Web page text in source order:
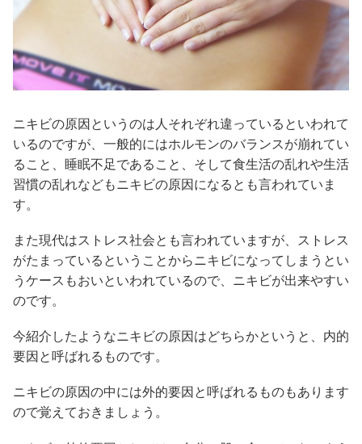
ニキビの原因というのは人それぞれ違っているといわれて
いるのですが、一般的にはホルモンのバランスが崩れてい
ること、睡眠不足であること、そして食生活の乱れや生活
習慣の乱れなどもニキビの原因になるとも言われていま
す。
また現代はストレス社会とも言われていますが、ストレス
がたまっているということからニキビになってしまうとい
うケースもおいといわれているので、ニキビが出来やすい
のです。
今紹介したようなニキビの原因はどちらかというと、内的
要因と呼ばれるものです。
ニキビの原因の中には外的要因と呼ばれるものもあります
ので覚えておきましょう。